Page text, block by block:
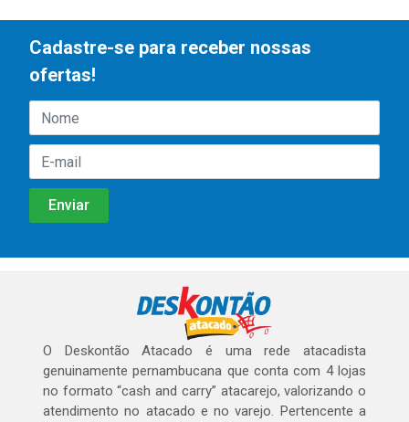
Cadastre-se para receber nossas
ofertas!
O Deskontão Atacado é uma rede atacadista
genuinamente pernambucana que conta com 4 lojas
no formato “cash and carry” atacarejo, valorizando o
atendimento no atacado e no varejo. Pertencente a